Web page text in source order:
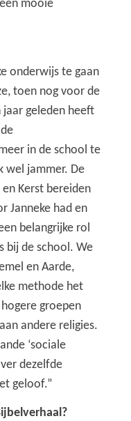
mooie
onderwijs te gaan
toen nog voor de
geleden heeft
in de school te
wel jammer. De
Kerst bereiden
Janneke had en
belangrijke rol
bij de school. We
en Aarde,
methode het
groepen
andere religies.
‘sociale
dezelfde
geloof.”